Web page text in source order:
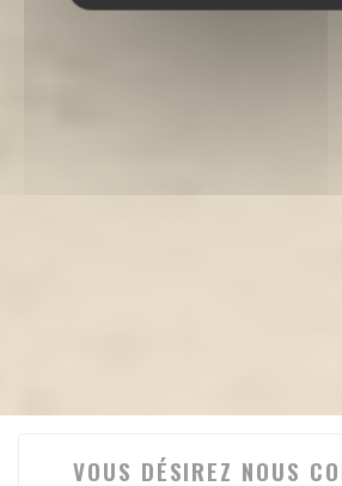
VOUS DÉSIREZ NOUS